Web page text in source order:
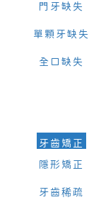
門牙缺失
單顆牙缺失
全口缺失
牙齒矯正
隱形矯正
牙齒稀疏